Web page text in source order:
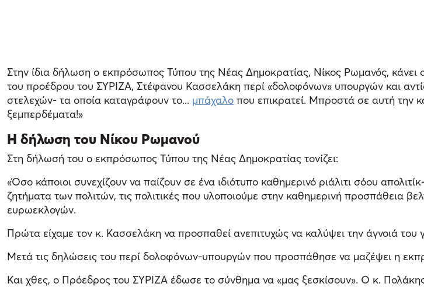
Στην ίδια δήλωση ο εκπρόσωπος Τύπου της Νέας Δημοκρατίας, Νίκος Ρωμανός,
του προέδρου του ΣΥΡΙΖΑ, Στέφανου Κασσελάκη περί «δολοφόνων» υπουργών και
στελεχών- τα οποία καταγράφουν το... μπάχαλο που επικρατεί. Μπροστά σε αυτή την
ξεμπερδέματα!»
Η δήλωση του Νίκου Ρωμανού
Στη δήλωσή του ο εκπρόσωπος Τύπου της Νέας Δημοκρατίας τονίζει:
«Όσο κάποιοι συνεχίζουν να παίζουν σε ένα ιδιότυπο καθημερινό ριάλιτι σόου
ζητήματα των πολιτών, τις πολιτικές που υλοποιούμε στην καθημερινή προσπάθεια
ευρωεκλογών.
Πρώτα είχαμε τον κ. Κασσελάκη να προσπαθεί ανεπιτυχώς να καλύψει την άγνοιά του
Μετά τις δηλώσεις του περί δολοφόνων-υπουργών που προσπάθησε να μαζέψει η
Και χθες, ο Πρόεδρος του ΣΥΡΙΖΑ έδωσε το σύνθημα να «μας ξεσκίσουν». Ο κ.